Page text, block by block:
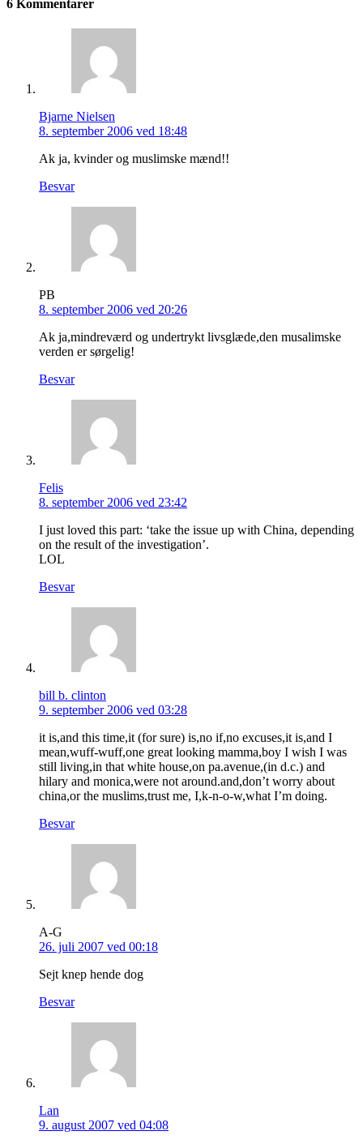
6 Kommentarer
Bjarne Nielsen
8. september 2006 ved 18:48
Ak ja, kvinder og muslimske mænd!!
Besvar
PB
8. september 2006 ved 20:26
Ak ja,mindreværd og undertrykt livsglæde,den musalimske
verden er sørgelig!
Besvar
Felis
8. september 2006 ved 23:42
I just loved this part: ‘take the issue up with China, depending
on the result of the investigation’.
LOL
Besvar
bill b. clinton
9. september 2006 ved 03:28
it is,and this time,it (for sure) is,no if,no excuses,it is,and I
mean,wuff-wuff,one great looking mamma,boy I wish I was
still living,in that white house,on pa.avenue,(in d.c.) and
hilary and monica,were not around.and,don’t worry about
china,or the muslims,trust me, I,k-n-o-w,what I’m doing.
Besvar
A-G
26. juli 2007 ved 00:18
Sejt knep hende dog
Besvar
Lan
9. august 2007 ved 04:08